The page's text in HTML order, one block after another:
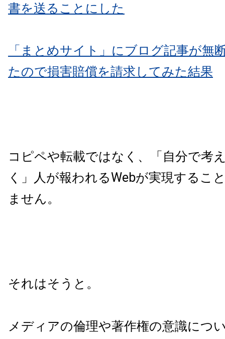
書を送ることにした
「まとめサイト」にブログ記事が無
たので損害賠償を請求してみた結果
コピペや転載ではなく、「自分で考
く」人が報われるWebが実現するこ
ません。
それはそうと。
メディアの倫理や著作権の意識につ